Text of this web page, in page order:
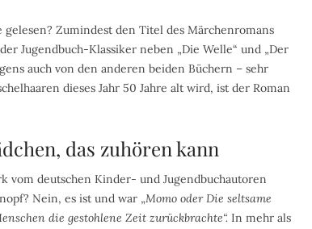
Zumindest den Titel des Märchenromans
Jugendbuch-Klassiker neben „Die Welle“ und „Der
auch von den anderen beiden Büchern – sehr
dieses Jahr 50 Jahre alt wird, ist der Roman
das zuhören kann
vom deutschen Kinder- und Jugendbuchautoren
Nein, es ist und war „Momo oder Die seltsame
die gestohlene Zeit zurückbrachte“. In mehr als